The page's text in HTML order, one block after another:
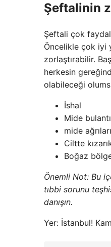
Şeftalinin
Şeftali çok
Öncelikle çok iyi
zorlaştırabilir.
herkesin
olabileceği
İshal
Mide
mide ağrıları
Ciltte
Boğaz
Önemli Not: Bu
tıbbi sorunu
danışın.
Yer: İstanbul!